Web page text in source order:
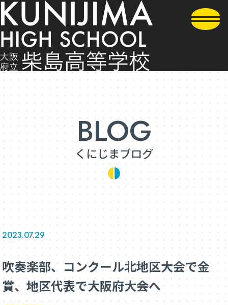
くにじまブログ
2023.07.29
吹奏楽部、コンクール北地区大会で金
賞、地区代表で大阪府大会へ